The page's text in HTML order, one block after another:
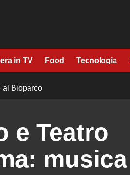
in TV Food Tecnologia
al Bioparco
e Teatro
musica